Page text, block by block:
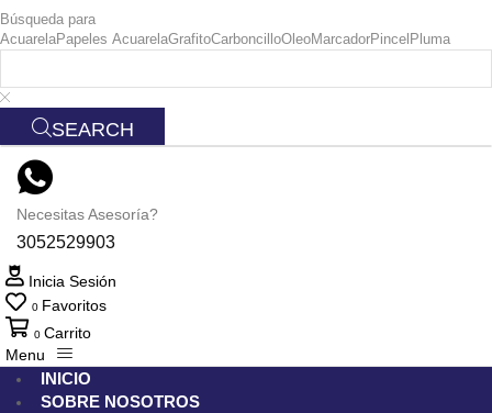
Búsqueda para
AcuarelaPapeles AcuarelaGrafitoCarboncilloOleoMarcadorPincel Pluma
SEARCH
Necesitas Asesoría?
3052529903
Inicia Sesión
0 Favoritos
0 Carrito
Menu
INICIO
SOBRE NOSOTROS